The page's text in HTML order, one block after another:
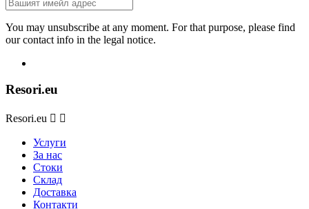
You may unsubscribe at any moment. For that purpose, please find
our contact info in the legal notice.
Resori.eu
Resori.eu  
Услуги
За нас
Стоки
Склад
Доставка
Контакти